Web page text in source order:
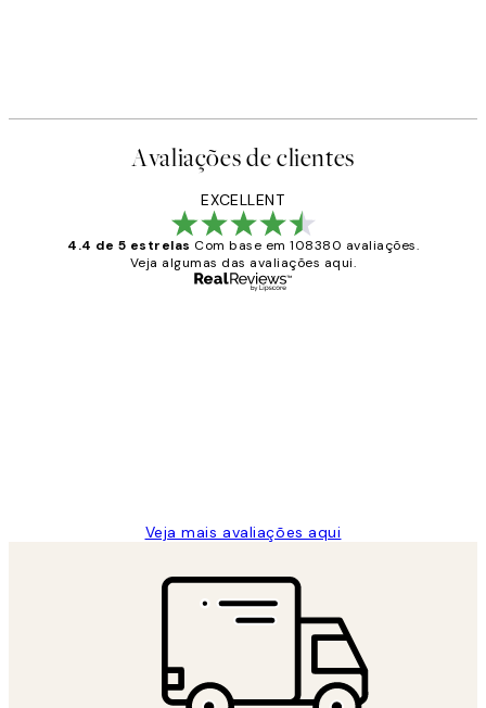
Avaliações de clientes
EXCELLENT
4.4 de 5 estrelas Com base em 108380 avaliações.
Veja algumas das avaliações aqui.
Veja mais avaliações aqui